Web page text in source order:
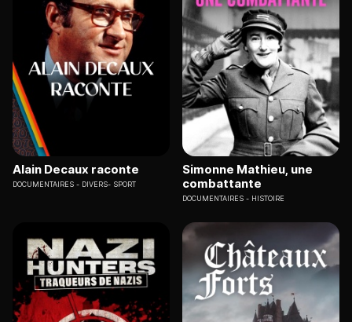
Alain Decaux raconte
DOCUMENTAIRES DIVERS- SPORT
Simonne Mathieu, une
combattante
DOCUMENTAIRES HISTOIRE